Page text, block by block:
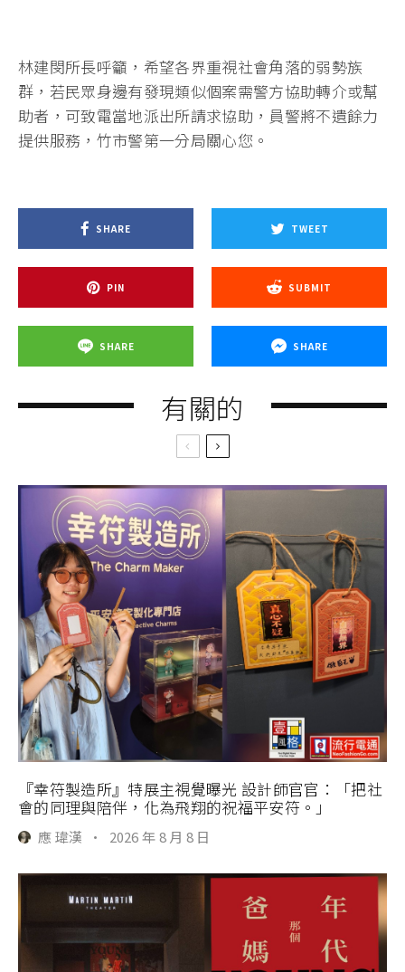
林建閔所長呼籲，希望各界重視社會角落的弱勢族
群，若民眾身邊有發現類似個案需警方協助轉介或幫
助者，可致電當地派出所請求協助，員警將不遺餘力
提供服務，竹市警第一分局關心您。
SHARE TWEET
PIN SUBMIT
SHARE SHARE
有關的
『幸符製造所』特展主視覺曝光 設計師官官：「把社
會的同理與陪伴，化為飛翔的祝福平安符。」
應 瑋漢 · 2026 年 8 月 8 日